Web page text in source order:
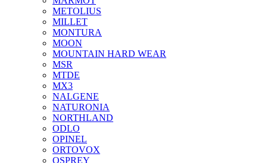
METOLIUS
MILLET
MONTURA
MOON
MOUNTAIN HARD WEAR
MSR
MTDE
MX3
NALGENE
NATURONIA
NORTHLAND
ODLO
OPINEL
ORTOVOX
OSPREY